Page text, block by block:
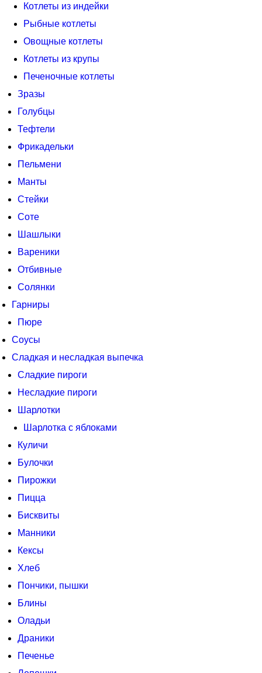
Котлеты из индейки
Рыбные котлеты
Овощные котлеты
Котлеты из крупы
Печеночные котлеты
Зразы
Голубцы
Тефтели
Фрикадельки
Пельмени
Манты
Стейки
Соте
Шашлыки
Вареники
Отбивные
Солянки
Гарниры
Пюре
Соусы
Сладкая и несладкая выпечка
Сладкие пироги
Несладкие пироги
Шарлотки
Шарлотка с яблоками
Куличи
Булочки
Пирожки
Пицца
Бисквиты
Манники
Кексы
Хлеб
Пончики, пышки
Блины
Оладьи
Драники
Печенье